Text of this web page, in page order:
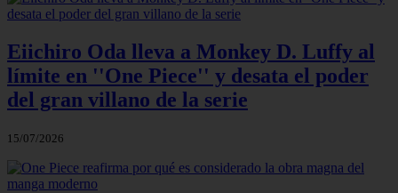
Eiichiro Oda lleva a Monkey D. Luffy al
límite en ''One Piece'' y desata el poder
del gran villano de la serie
15/07/2026